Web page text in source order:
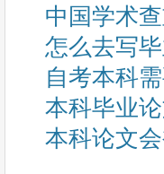
中国学术
怎么去写
自考本科
本科毕业
本科论文